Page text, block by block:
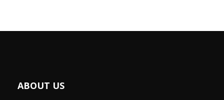
ABOUT US